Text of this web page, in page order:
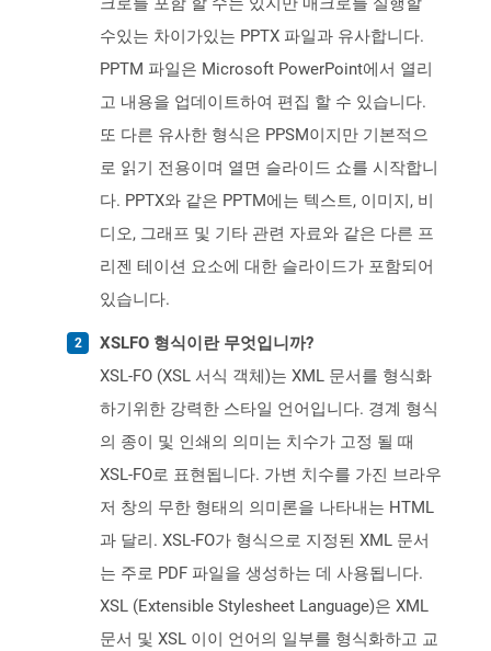
수있는 차이가있는 PPTX 파일과 유사합니다.
PPTM 파일은 Microsoft PowerPoint에서 열리
고 내용을 업데이트하여 편집 할 수 있습니다.
또 다른 유사한 형식은 PPSM이지만 기본적으
로 읽기 전용이며 열면 슬라이드 쇼를 시작합니
다. PPTX와 같은 PPTM에는 텍스트, 이미지, 비
디오, 그래프 및 기타 관련 자료와 같은 다른 프
리젠 테이션 요소에 대한 슬라이드가 포함되어
있습니다.
XSLFO 형식이란 무엇입니까?
XSL-FO (XSL 서식 객체)는 XML 문서를 형식화
하기위한 강력한 스타일 언어입니다. 경계 형식
의 종이 및 인쇄의 의미는 치수가 고정 될 때
XSL-FO로 표현됩니다. 가변 치수를 가진 브라우
저 창의 무한 형태의 의미론을 나타내는 HTML
과 달리. XSL-FO가 형식으로 지정된 XML 문서
는 주로 PDF 파일을 생성하는 데 사용됩니다.
XSL (Extensible Stylesheet Language)은 XML
문서 및 XSL 이이 언어의 일부를 형식화하고 교